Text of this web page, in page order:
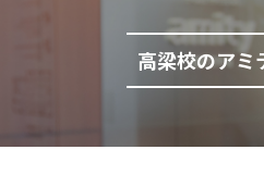
高梁校のアミ